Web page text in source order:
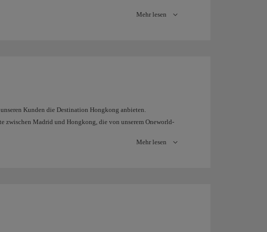
Mehr lesen
Kunden die Destination Hongkong anbieten.
zwischen Madrid und Hongkong, die von unserem Oneworld-
Mehr lesen